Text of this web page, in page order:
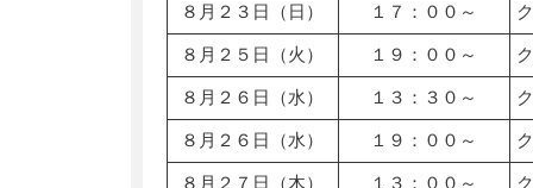
８月２３日（日） １７：００～
８月２５日（火） １９：００～
８月２６日（水） １３：３０～
８月２６日（水） １９：００～
８月２７日（木） １３：００～